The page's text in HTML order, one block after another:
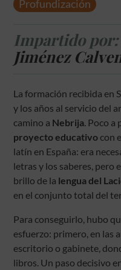
Profundización
Impartido por:
Jiménez
La formación recibida en
y los años al servicio del
camino a Nebrija . Poco
proyecto educativo con
latín en España: era
letras y los saberes, pero
brillo de la lengua del
en el conjunto total del
Para conseguirlo, hubo
esfuerzo: primero, en las
escritorio o gabinete,
libros. Un paso decisivo